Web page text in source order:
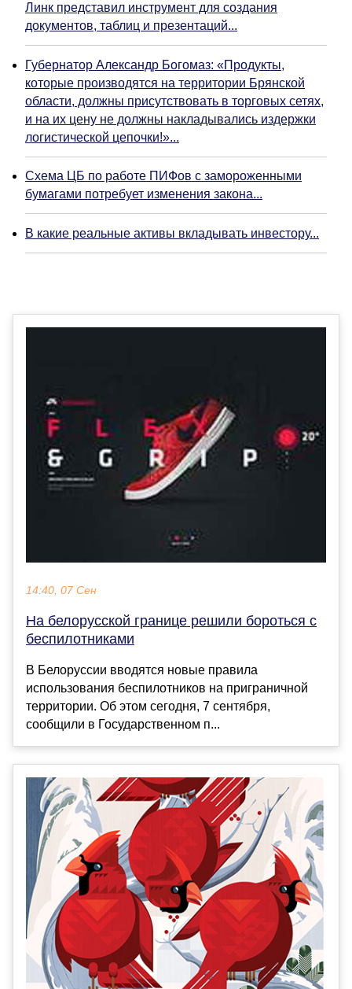
Линк представил инструмент для создания
документов, таблиц и презентаций...
Губернатор Александр Богомаз: «Продукты,
которые производятся на территории Брянской
области, должны присутствовать в торговых сетях,
и на их цену не должны накладывались издержки
логистической цепочки!»...
Схема ЦБ по работе ПИФов с замороженными
бумагами потребует изменения закона...
В какие реальные активы вкладывать инвестору...
14:40, 07 Сен
На белорусской границе решили бороться с
беспилотниками
В Белоруссии вводятся новые правила
использования беспилотников на приграничной
территории. Об этом сегодня, 7 сентября,
сообщили в Государственном п...